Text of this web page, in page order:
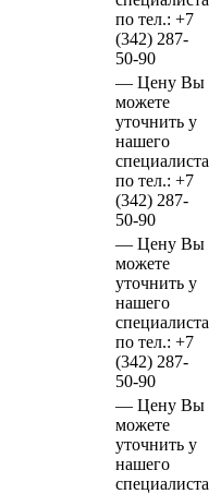
по тел.: +7
(342) 287-
50-90
— Цену Вы
можете
уточнить у
нашего
специалиста
по тел.: +7
(342) 287-
50-90
— Цену Вы
можете
уточнить у
нашего
специалиста
по тел.: +7
(342) 287-
50-90
— Цену Вы
можете
уточнить у
нашего
специалиста